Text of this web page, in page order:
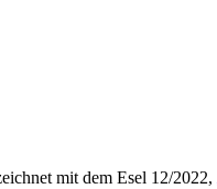
mit dem Esel 12/2022,